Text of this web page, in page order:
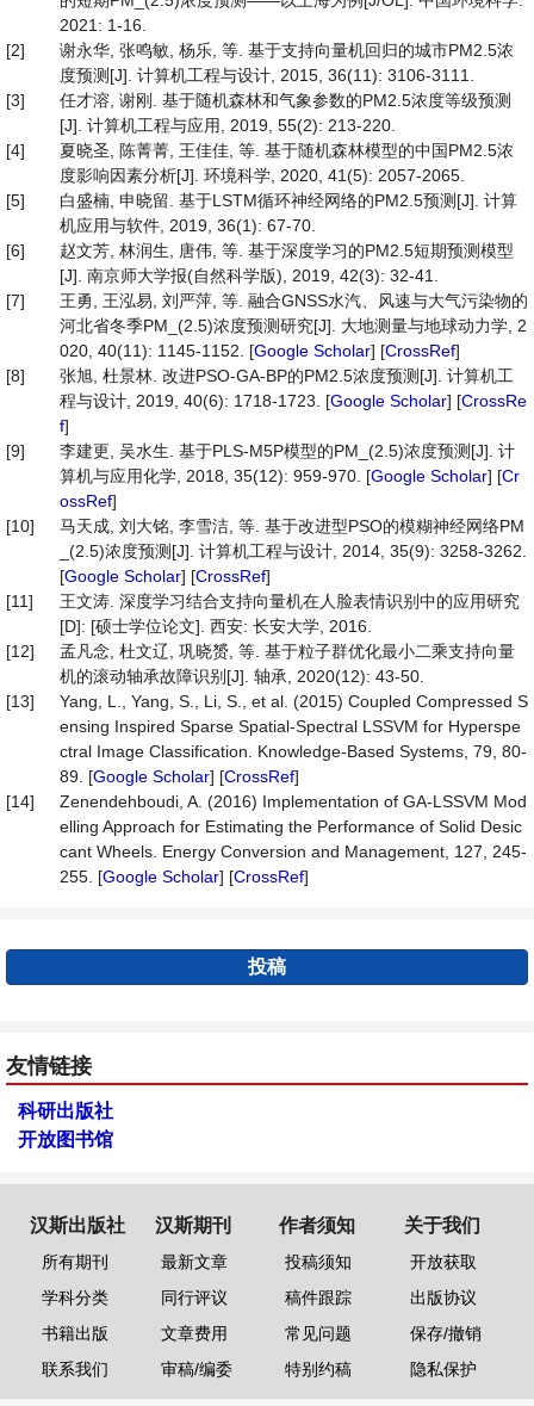
2021: 1-16.
[2]
谢永华, 张鸣敏, 杨乐, 等. 基于支持向量机回归的城市PM2.5浓
度预测[J]. 计算机工程与设计, 2015, 36(11): 3106-3111.
[3]
任才溶, 谢刚. 基于随机森林和气象参数的PM2.5浓度等级预测
[J]. 计算机工程与应用, 2019, 55(2): 213-220.
[4]
夏晓圣, 陈菁菁, 王佳佳, 等. 基于随机森林模型的中国PM2.5浓
度影响因素分析[J]. 环境科学, 2020, 41(5): 2057-2065.
[5]
白盛楠, 申晓留. 基于LSTM循环神经网络的PM2.5预测[J]. 计算
机应用与软件, 2019, 36(1): 67-70.
[6]
赵文芳, 林润生, 唐伟, 等. 基于深度学习的PM2.5短期预测模型
[J]. 南京师大学报(自然科学版), 2019, 42(3): 32-41.
[7]
王勇, 王泓易, 刘严萍, 等. 融合GNSS水汽、风速与大气污染物的
河北省冬季PM_(2.5)浓度预测研究[J]. 大地测量与地球动力学, 2
020, 40(11): 1145-1152. [Google Scholar] [CrossRef]
[8]
张旭, 杜景林. 改进PSO-GA-BP的PM2.5浓度预测[J]. 计算机工
程与设计, 2019, 40(6): 1718-1723. [Google Scholar] [CrossRe
f]
[9]
李建更, 吴水生. 基于PLS-M5P模型的PM_(2.5)浓度预测[J]. 计
算机与应用化学, 2018, 35(12): 959-970. [Google Scholar] [Cr
ossRef]
[10]
马天成, 刘大铭, 李雪洁, 等. 基于改进型PSO的模糊神经网络PM
_(2.5)浓度预测[J]. 计算机工程与设计, 2014, 35(9): 3258-3262.
[Google Scholar] [CrossRef]
[11]
王文涛. 深度学习结合支持向量机在人脸表情识别中的应用研究
[D]: [硕士学位论文]. 西安: 长安大学, 2016.
[12]
孟凡念, 杜文辽, 巩晓赟, 等. 基于粒子群优化最小二乘支持向量
机的滚动轴承故障识别[J]. 轴承, 2020(12): 43-50.
[13]
Yang, L., Yang, S., Li, S., et al. (2015) Coupled Compressed S
ensing Inspired Sparse Spatial-Spectral LSSVM for Hyperspe
ctral Image Classification. Knowledge-Based Systems, 79, 80-
89. [Google Scholar] [CrossRef]
[14]
Zenendehboudi, A. (2016) Implementation of GA-LSSVM Mod
elling Approach for Estimating the Performance of Solid Desic
cant Wheels. Energy Conversion and Management, 127, 245-
255. [Google Scholar] [CrossRef]
投稿
友情链接
科研出版社
开放图书馆
汉斯出版社
所有期刊
学科分类
书籍出版
联系我们
汉斯期刊
最新文章
同行评议
文章费用
审稿/编委
作者须知
投稿须知
稿件跟踪
常见问题
特别约稿
关于我们
开放获取
出版协议
保存/撤销
隐私保护